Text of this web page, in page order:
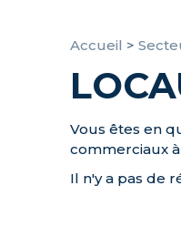
Accueil >
Vous êtes en
commerciaux
Il n'y a pas de